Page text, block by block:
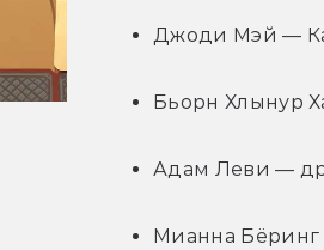
Джоди Мэй —
Бьорн Хлынур
Адам Леви —
Мианна Бёринг